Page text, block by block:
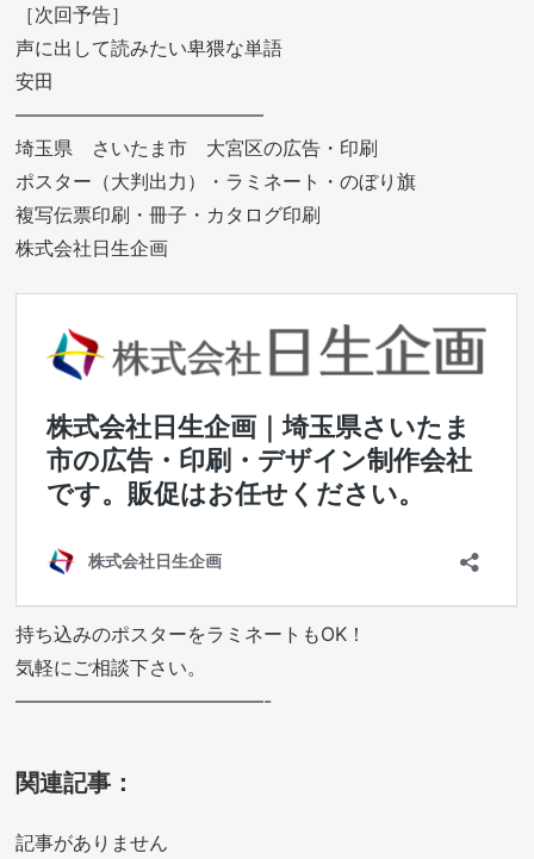
［次回予告］
声に出して読みたい卑猥な単語
安田
—————————————
埼玉県 さいたま市 大宮区の広告・印刷
ポスター（大判出力）・ラミネート・のぼり旗
複写伝票印刷・冊子・カタログ印刷
株式会社日生企画
持ち込みのポスターをラミネートもOK！
気軽にご相談下さい。
—————————————-
関連記事：
記事がありません